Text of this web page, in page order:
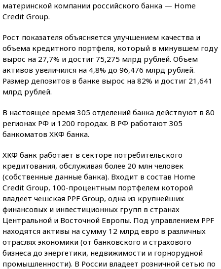
материнской компании российского банка — Home
Credit Group.
Рост показателя объясняется улучшением качества и
объема кредитного портфеля, который в минувшем году
вырос на 27,7% и достиг 75,275 млрд рублей. Объем
активов увеличился на 4,8% до 96,476 млрд рублей.
Размер депозитов в банке вырос на 82% и достиг 21,641
млрд рублей.
В настоящее время 305 отделений банка действуют в 80
регионах РФ и 1200 городах. В РФ работают 305
банкоматов ХКФ банка.
ХКФ банк работает в секторе потребительского
кредитования, обслуживая более 20 млн человек
(собственные данные банка). Входит в состав Home
Credit Group, 100-процентным портфелем которой
владеет чешская PPF Group, одна из крупнейших
финансовых и инвестиционных групп в странах
Центральной и Восточной Европы. Под управлением PPF
находятся активы на сумму 12 млрд евро в различных
отраслях экономики (от банковского и страхового
бизнеса до энергетики, недвижимости и горнорудной
промышленности). В России владеет розничной сетью по